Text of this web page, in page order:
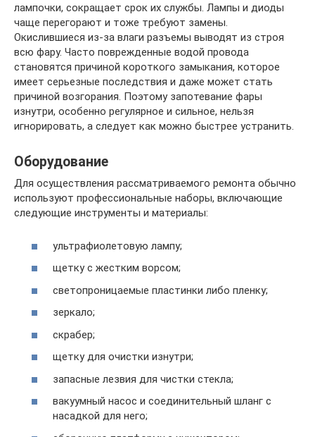
лампочки, сокращает срок их службы. Лампы и диоды
чаще перегорают и тоже требуют замены.
Окислившиеся из-за влаги разъемы выводят из строя
всю фару. Часто поврежденные водой провода
становятся причиной короткого замыкания, которое
имеет серьезные последствия и даже может стать
причиной возгорания. Поэтому запотевание фары
изнутри, особенно регулярное и сильное, нельзя
игнорировать, а следует как можно быстрее устранить.
Оборудование
Для осуществления рассматриваемого ремонта обычно
используют профессиональные наборы, включающие
следующие инструменты и материалы:
ультрафиолетовую лампу;
щетку с жестким ворсом;
светопроницаемые пластинки либо пленку;
зеркало;
скрабер;
щетку для очистки изнутри;
запасные лезвия для чистки стекла;
вакуумный насос и соединительный шланг с
насадкой для него;